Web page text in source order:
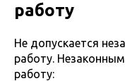
работу
Не допускается
работу.
работу: